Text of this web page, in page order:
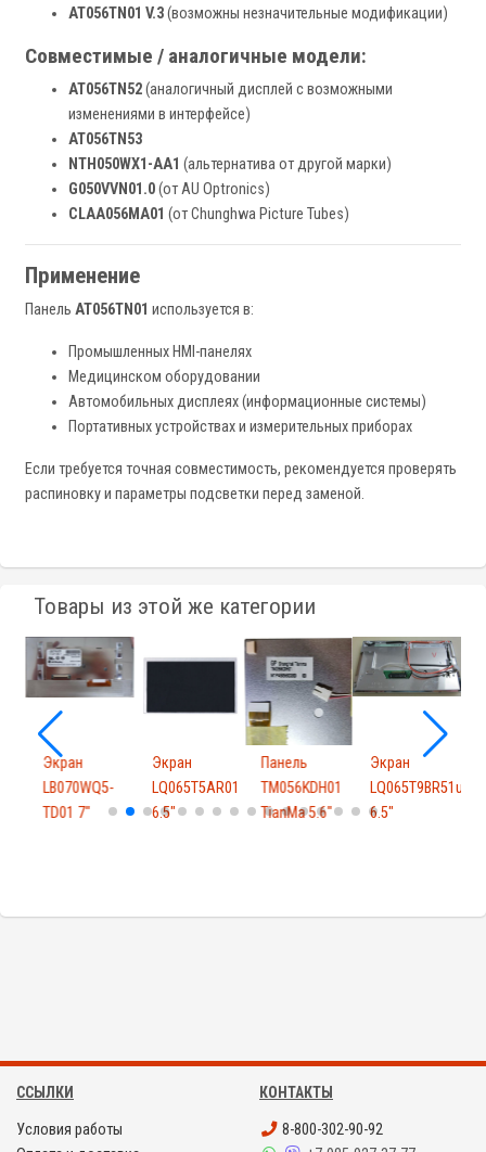
AT056TN01 V.3(возможны незначительные модификации)
Совместимые / аналогичные модели:
AT056TN52(аналогичный дисплей с возможными
изменениями в интерфейсе)
AT056TN53
NTH050WX1-AA1 (альтернатива от другой марки)
G050VVN01.0(от AU Optronics)
CLAA056MA01 (от Chunghwa Picture Tubes)
Применение
Панель AT056TN01 используется в:
Промышленных HMI-панелях
Медицинском оборудовании
Автомобильных дисплеях (информационные системы)
Портативных устройствах и измерительных приборах
Если требуется точная совместимость, рекомендуется проверять
распиновку и параметры подсветки перед заменой.
Товары из этой же категории
Экран
LB070WQ5-
TD01 7"
Экран
LQ065T5AR01
6.5"
Панель
TM056KDH01
TianMa 5.6"
Экран
LQ065T9BR51u
6.5"
ССЫЛКИ
Условия работы
КОНТАКТЫ
8-800-302-90-92